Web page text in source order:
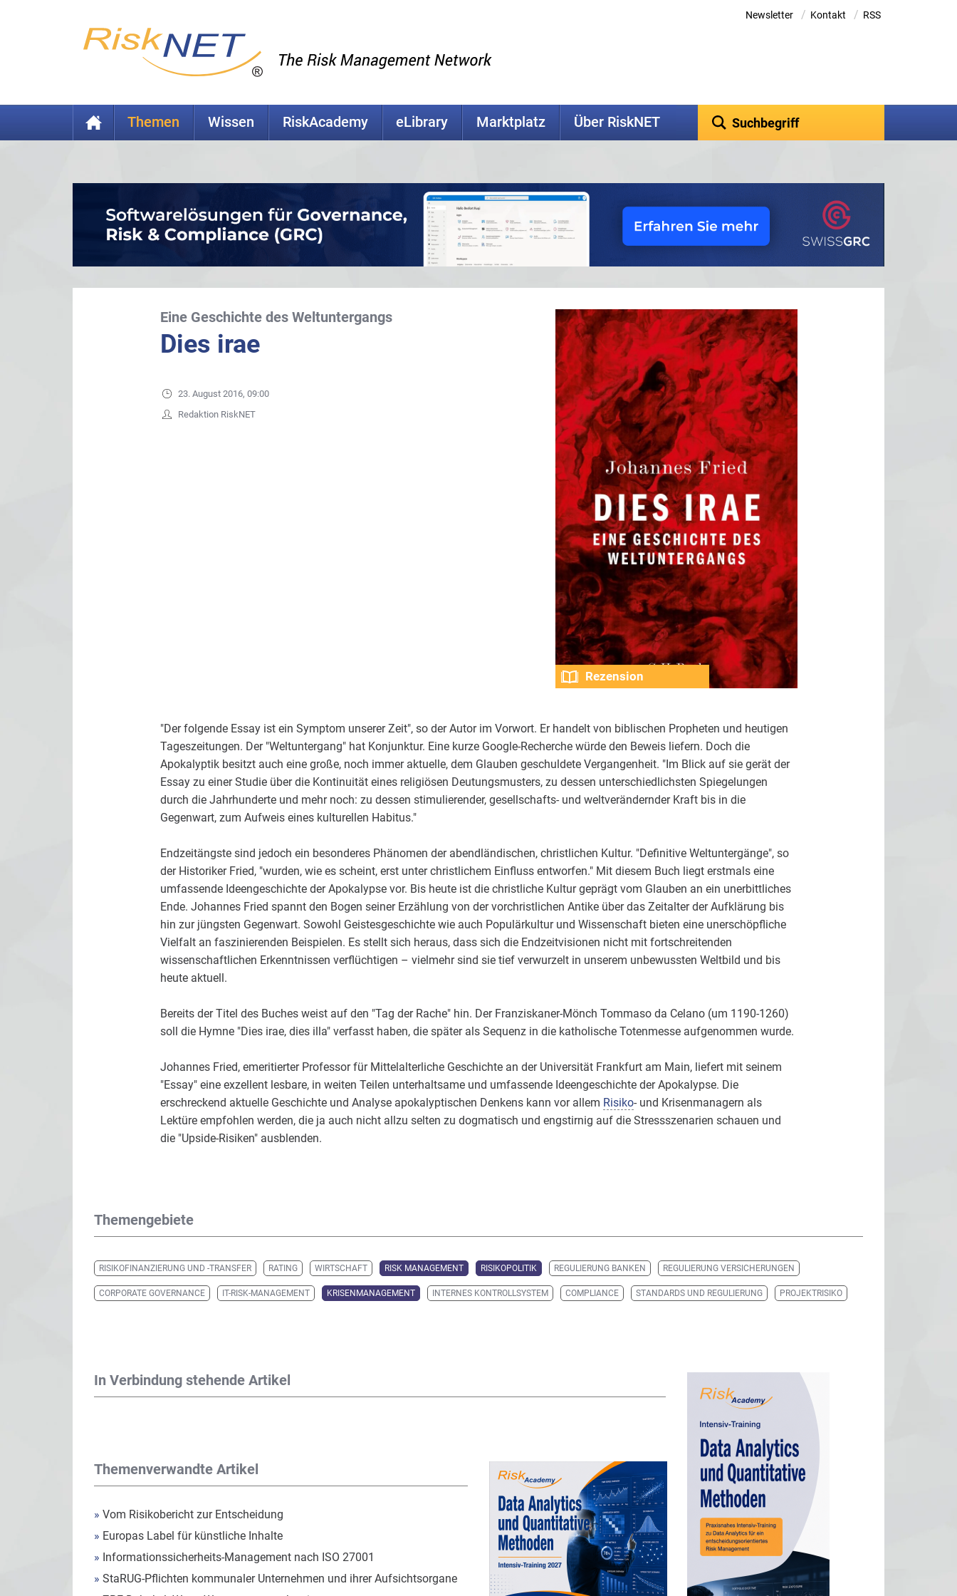
Newsletter / Kontakt / RSS
Themen Wissen RiskAcademy eLibrary Marktplatz Über RiskNET
Eine Geschichte des Weltuntergangs
Dies irae
23. August 2016, 09:00
Redaktion RiskNET
Rezension
"Der folgende Essay ist ein Symptom unserer Zeit", so der Autor im Vorwort. Er handelt von biblischen Propheten und heutigen
Tageszeitungen. Der "Weltuntergang" hat Konjunktur. Eine kurze Google-Recherche würde den Beweis liefern. Doch die
Apokalyptik besitzt auch eine große, noch immer aktuelle, dem Glauben geschuldete Vergangenheit. "Im Blick auf sie gerät der
Essay zu einer Studie über die Kontinuität eines religiösen Deutungsmusters, zu dessen unterschiedlichsten Spiegelungen
durch die Jahrhunderte und mehr noch: zu dessen stimulierender, gesellschafts- und weltverändernder Kraft bis in die
Gegenwart, zum Aufweis eines kulturellen Habitus."
Endzeitängste sind jedoch ein besonderes Phänomen der abendländischen, christlichen Kultur. "Definitive Weltuntergänge", so
der Historiker Fried, "wurden, wie es scheint, erst unter christlichem Einfluss entworfen." Mit diesem Buch liegt erstmals eine
umfassende Ideengeschichte der Apokalypse vor. Bis heute ist die christliche Kultur geprägt vom Glauben an ein unerbittliches
Ende. Johannes Fried spannt den Bogen seiner Erzählung von der vorchristlichen Antike über das Zeitalter der Aufklärung bis
hin zur jüngsten Gegenwart. Sowohl Geistesgeschichte wie auch Populärkultur und Wissenschaft bieten eine unerschöpfliche
Vielfalt an faszinierenden Beispielen. Es stellt sich heraus, dass sich die Endzeitvisionen nicht mit fortschreitenden
wissenschaftlichen Erkenntnissen verflüchtigen – vielmehr sind sie tief verwurzelt in unserem unbewussten Weltbild und bis
heute aktuell.
Bereits der Titel des Buches weist auf den "Tag der Rache" hin. Der Franziskaner-Mönch Tommaso da Celano (um 1190-1260)
soll die Hymne "Dies irae, dies illa" verfasst haben, die später als Sequenz in die katholische Totenmesse aufgenommen wurde.
Johannes Fried, emeritierter Professor für Mittelalterliche Geschichte an der Universität Frankfurt am Main, liefert mit seinem
"Essay" eine exzellent lesbare, in weiten Teilen unterhaltsame und umfassende Ideengeschichte der Apokalypse. Die
erschreckend aktuelle Geschichte und Analyse apokalyptischen Denkens kann vor allem Risiko- und Krisenmanagern als
Lektüre empfohlen werden, die ja auch nicht allzu selten zu dogmatisch und engstirnig auf die Stressszenarien schauen und
die "Upside-Risiken" ausblenden.
Themengebiete
RISIKOFINANZIERUNG UND -TRANSFER RATING WIRTSCHAFT RISK MANAGEMENT RISIKOPOLITIK REGULIERUNG BANKEN REGULIERUNG VERSICHERUNGEN
CORPORATE GOVERNANCE IT-RISK-MANAGEMENT KRISENMANAGEMENT INTERNES KONTROLLSYSTEM COMPLIANCE STANDARDS UND REGULIERUNG PROJEKTRISIKO
In Verbindung stehende Artikel
Themenverwandte Artikel
» Vom Risikobericht zur Entscheidung
» Europas Label für künstliche Inhalte
» Informationssicherheits-Management nach ISO 27001
» StaRUG-Pflichten kommunaler Unternehmen und ihrer Aufsichtsorgane